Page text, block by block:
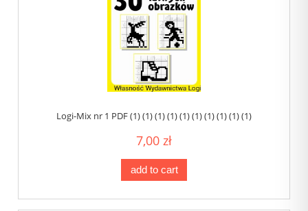
Logi-Mix nr 1 PDF (1) (1) (1) (1) (1) (1) (1) (1) (1) (1)
7,00 zł
add to cart